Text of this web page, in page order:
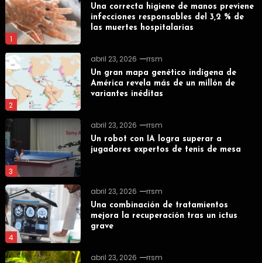
1
Una correcta higiene de manos previene
infecciones responsables del 3,2 % de
las muertes hospitalarias
2
abril 23, 2026 rrsm
Un gran mapa genético indígena de
América revela más de un millón de
variantes inéditas
3
abril 23, 2026 rrsm
Un robot con IA logra superar a
jugadores expertos de tenis de mesa
4
abril 23, 2026 rrsm
Una combinación de tratamientos
mejora la recuperación tras un ictus
grave
abril 23, 2026 rrsm